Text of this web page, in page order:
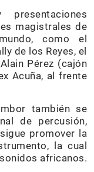
magistrales de
como el
de los Reyes, el
Pérez (cajón
Acuña, al frente
también se
de percusión,
promover la
la cual
africanos.